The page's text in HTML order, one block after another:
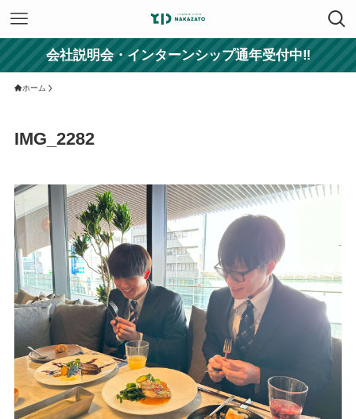
会社説明会・インターンシップ通年受付中‼
ホーム
IMG_2282